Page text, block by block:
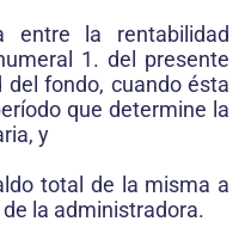
entre la rentabilidad
1. del presente
fondo, cuando ésta
que determine la
y
total de la misma a
la administradora.